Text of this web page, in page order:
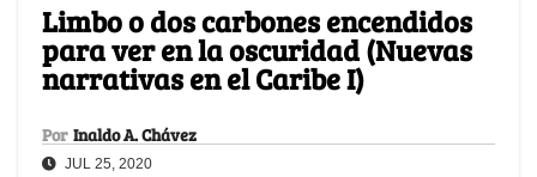
Limbo o dos carbones encendidos
para ver en la oscuridad (Nuevas
narrativas en el Caribe I)
Por Inaldo A. Chávez
JUL 25, 2020